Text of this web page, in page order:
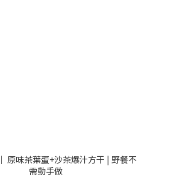
原味茶葉蛋+沙茶爆汁方干 | 野餐不
需動手做